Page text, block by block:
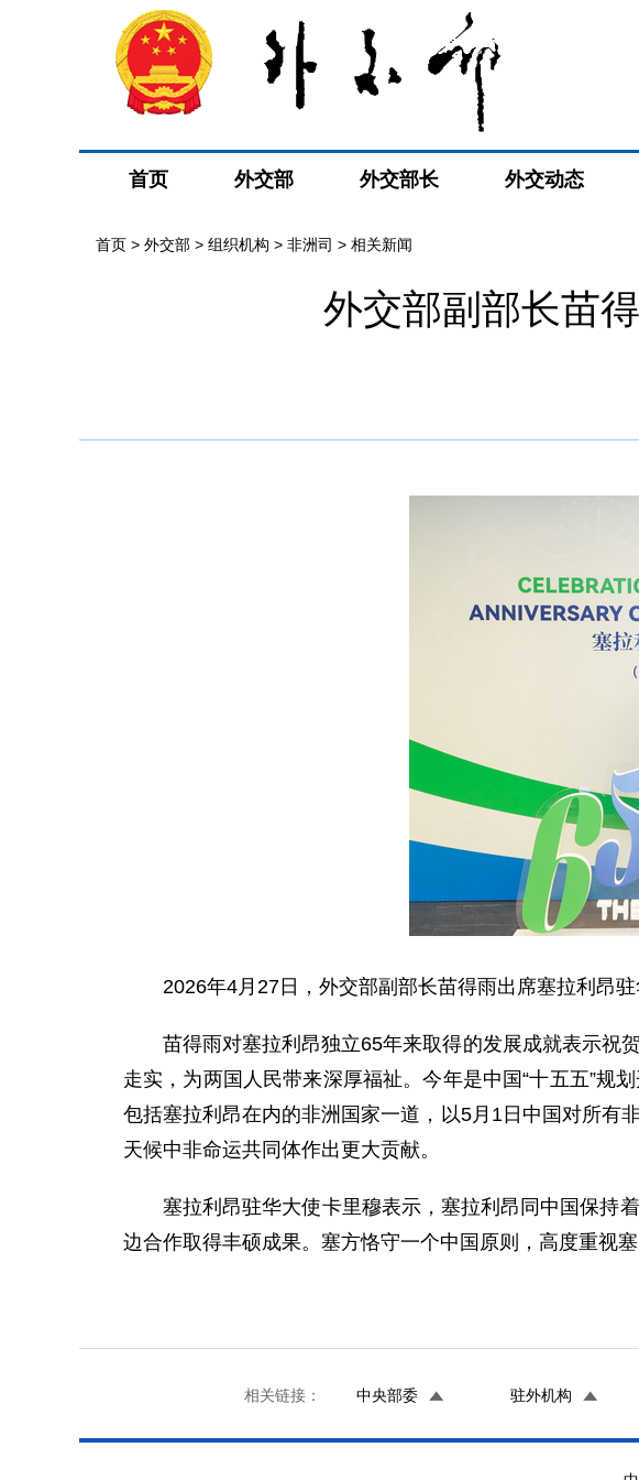
首页 外交部 外交部长 外交动态
首页 > 外交部 > 组织机构 > 非洲司 > 相关新闻
外交部副部长苗
2026年4月27日，外交部副部长苗得雨出席塞拉利昂
苗得雨对塞拉利昂独立65年来取得的发展成就表示祝
走实，为两国人民带来深厚福祉。今年是中国“十五五”规
包括塞拉利昂在内的非洲国家一道，以5月1日中国对所有
天候中非命运共同体作出更大贡献。
塞拉利昂驻华大使卡里穆表示，塞拉利昂同中国保持
边合作取得丰硕成果。塞方恪守一个中国原则，高度重视
相关链接： 中央部委 驻外机构